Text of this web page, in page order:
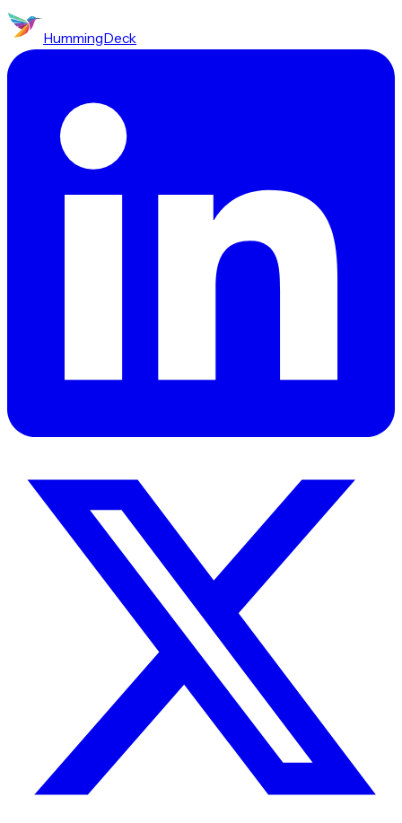
HummingDeck